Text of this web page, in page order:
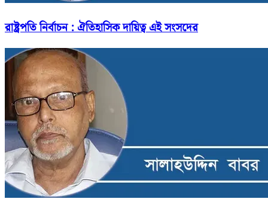
রাষ্ট্রপতি নির্বাচন : ঐতিহাসিক দায়িত্ব এই সংসদের